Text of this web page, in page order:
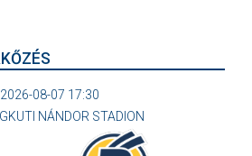
2026-08-07 17:30
NÁNDOR STADION